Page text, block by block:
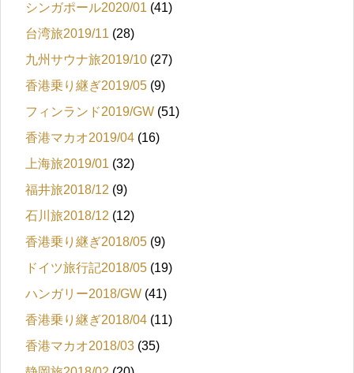
シンガポール2020/01 (41)
台湾旅2019/11 (28)
九州サウナ旅2019/10 (27)
香港乗り継ぎ2019/05 (9)
フィンランド2019/GW (51)
香港マカオ2019/04 (16)
上海旅2019/01 (32)
福井旅2018/12 (9)
石川旅2018/12 (12)
香港乗り継ぎ2018/05 (9)
ドイツ旅行記2018/05 (19)
ハンガリー2018/GW (41)
香港乗り継ぎ2018/04 (11)
香港マカオ2018/03 (35)